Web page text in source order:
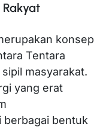
Rakyat
konsep
Tentara
masyarakat.
yang erat
berbagai bentuk